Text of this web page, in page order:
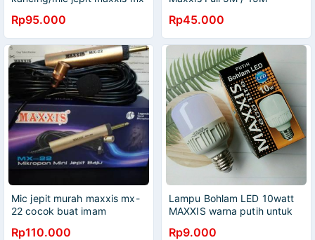
Rp95.000 Rp45.000
Mic jepit murah maxxis mx-
22 cocok buat imam
Rp110.000
Lampu Bohlam LED 10watt
MAXXIS warna putih untuk
Rp9.000